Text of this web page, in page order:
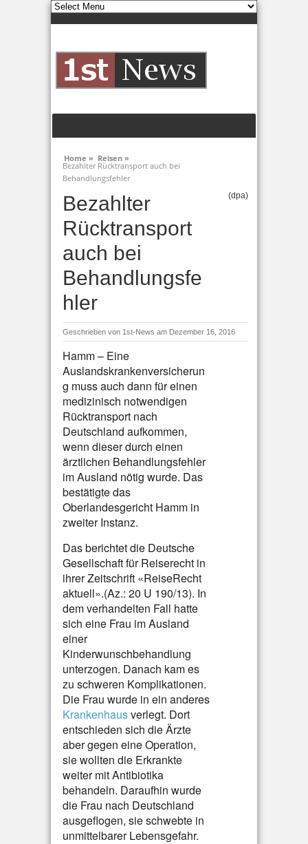
Home » Reisen »
Bezahlter Rücktransport auch bei
Behandlungsfehler
Bezahlter
Rücktransport
auch bei
Behandlungsfe
hler
(dpa)
Geschrieben von 1st-News am Dezember 16, 2016
Hamm – Eine
Auslandskrankenversicherun
g muss auch dann für einen
medizinisch notwendigen
Rücktransport nach
Deutschland aufkommen,
wenn dieser durch einen
ärztlichen Behandlungsfehler
im Ausland nötig wurde. Das
bestätigte das
Oberlandesgericht Hamm in
zweiter Instanz.
Das berichtet die Deutsche
Gesellschaft für Reiserecht in
ihrer Zeitschrift «ReiseRecht
aktuell».(Az.: 20 U 190/13). In
dem verhandelten Fall hatte
sich eine Frau im Ausland
einer
Kinderwunschbehandlung
unterzogen. Danach kam es
zu schweren Komplikationen.
Die Frau wurde in ein anderes
Krankenhausverlegt. Dort
entschieden sich die Ärzte
aber gegen eine Operation,
sie wollten die Erkrankte
weiter mit Antibiotika
behandeln. Daraufhin wurde
die Frau nach Deutschland
ausgeflogen, sie schwebte in
unmittelbarer Lebensgefahr.